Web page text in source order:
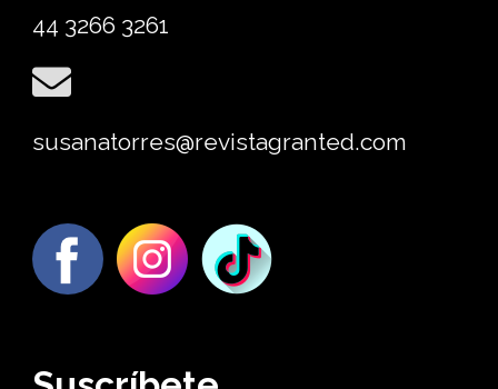
44 3266 3261
susanatorres@revistagranted.com